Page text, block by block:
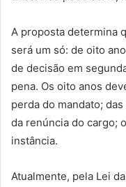
A proposta determina
será um só: de oito
de decisão em
pena. Os oito anos
perda do mandato;
da renúncia do cargo;
instância.
Atualmente, pela Lei